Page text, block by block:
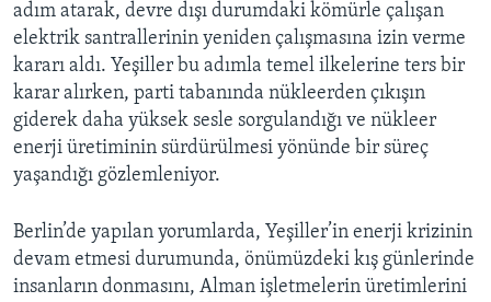
adım atarak, devre dışı durumdaki kömürle çalışan
elektrik santrallerinin yeniden çalışmasına izin verme
kararı aldı. Yeşiller bu adımla temel ilkelerine ters bir
karar alırken, parti tabanında nükleerden çıkışın
giderek daha yüksek sesle sorgulandığı ve nükleer
enerji üretiminin sürdürülmesi yönünde bir süreç
yaşandığı gözlemleniyor.
Berlin’de yapılan yorumlarda, Yeşiller’in enerji krizinin
devam etmesi durumunda, önümüzdeki kış günlerinde
insanların donmasını, Alman işletmelerin üretimlerini